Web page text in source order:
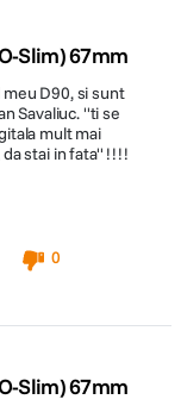
Slim) 67mm
D90, si sunt
Savaliuc. ''ti se
mult mai
stai in fata'' !!!!
0
Slim) 67mm